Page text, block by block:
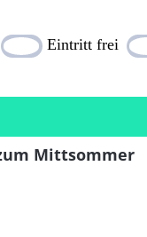
Eintritt frei
Mittsommer